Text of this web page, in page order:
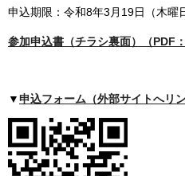
申込期限：令和8年3月19日（木曜
参加申込書（チラシ裏面）（PDF
▼申込フォーム（外部サイトへリン